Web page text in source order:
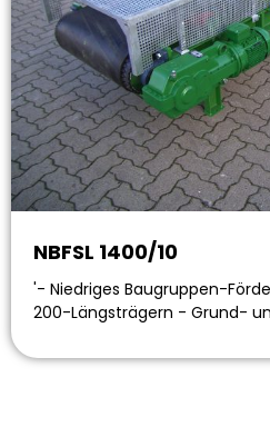
NBFSL 1400/10
'- Niedriges Baugruppen-
200-Längsträgern - Grund-